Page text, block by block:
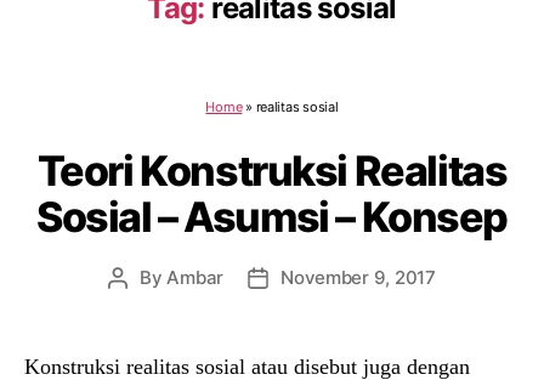
Tag: realitas sosial
Home» realitas sosial
Teori Konstruksi Realitas
Sosial – Asumsi – Konsep
PostByAmbar
PostNovember 9, 2017
Konstruksi realitas sosial atau disebut juga dengan